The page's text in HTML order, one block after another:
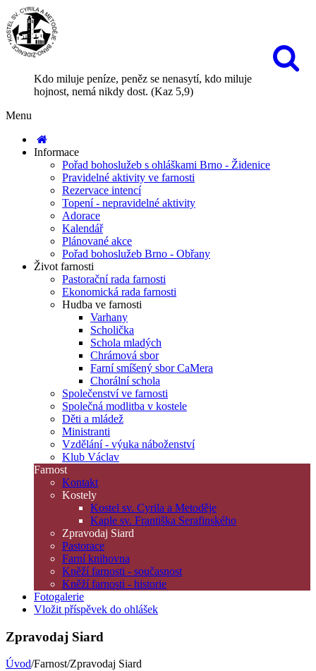
Kdo miluje peníze, peněz se nenasytí, kdo miluje
hojnost, nemá nikdy dost. (Kaz 5,9)
Menu
Informace
Pořad bohoslužeb s ohláškami Brno - Židenice
Pravidelné aktivity ve farnosti
Rezervace intencí
Topení - nepravidelné aktivity
Adorace
Kalendář
Plánované akce
Pořad bohoslužeb Brno - Obřany
Život farnosti
Pastorační rada farnosti
Ekonomická rada farnosti
Hudba ve farnosti
Varhany
Scholička
Schola mladých
Chrámová sbor
Farní smíšený sbor CaMera
Chorální schola
Společenství ve farnosti
Společná modlitba v kostele
Děti a mládež
Ministranti
Vzdělání - výuka náboženství
Klub Václav
Farnost
Kontakt
Kostely
Kostel sv. Cyrila a Metoděje
Kaple sv. Františka Serafinského
Zpravodaj Siard
Pastorace
Farní knihovna
Kněží farnosti - současnost
Kněží farnosti - historie
Fotogalerie
Vložit příspěvek do ohlášek
Zpravodaj Siard
Úvod/Farnost/Zpravodaj Siard